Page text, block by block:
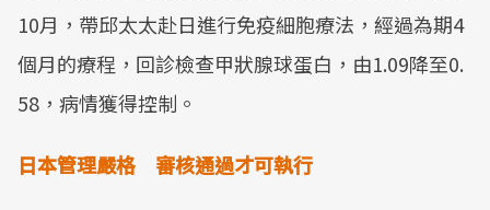
10月，帶邱太太赴日進行免疫細胞療法，經過為期4
個月的療程，回診檢查甲狀腺球蛋白，由1.09降至0.
58，病情獲得控制。
日本管理嚴格 審核通過才可執行